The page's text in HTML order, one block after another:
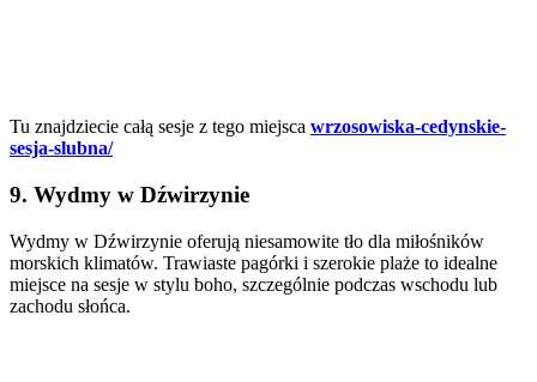
Tu znajdziecie całą sesje z tego miejsca wrzosowiska-cedynskie-
sesja-slubna/
9. Wydmy w Dźwirzynie
Wydmy w Dźwirzynie oferują niesamowite tło dla miłośników
morskich klimatów. Trawiaste pagórki i szerokie plaże to idealne
miejsce na sesje w stylu boho, szczególnie podczas wschodu lub
zachodu słońca.